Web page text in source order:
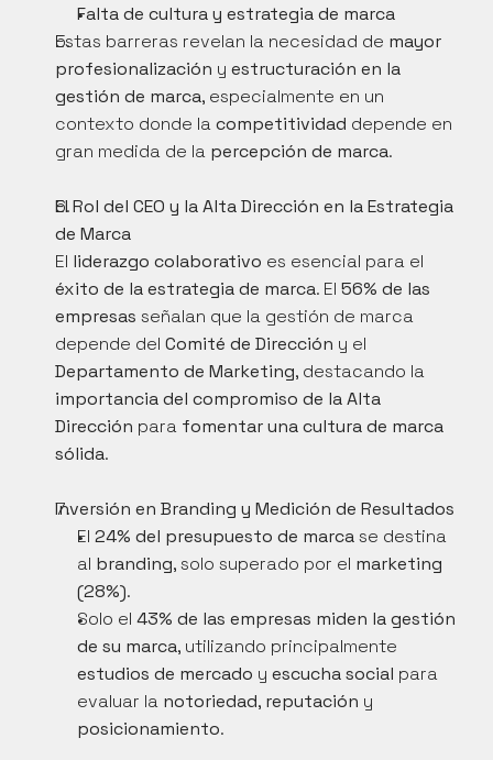
Falta de cultura y estrategia de marca
Estas barreras revelan la necesidad de mayor
profesionalización y estructuración en la
gestión de marca, especialmente en un
contexto donde la competitividad depende en
gran medida de la percepción de marca.
El Rol del CEO y la Alta Dirección en la Estrategia
de Marca
El liderazgo colaborativo
éxito de la estrategia de marca. El 56% de las
empresas señalan que la gestión de marca
depende del Comité de Dirección
Departamento de Marketing
importancia del compromiso de la Alta
Dirección para fomentar una cultura de marca
sólida.
Inversión en Branding y Medición de Resultados
El 24% del presupuesto de marca se destina
al branding, solo superado por el marketing
(28%).
Solo el 43% de las empresas miden la gestión
de su marca
estudios de mercado y escucha social para
evaluar la notoriedad, reputación
posicionamiento.